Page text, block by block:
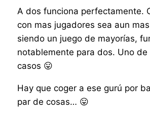
A dos funciona perfectamente.
con mas jugadores sea aun
siendo un juego de mayorías,
notablemente para dos. Uno de
casos 😛
Hay que coger a ese gurú por
par de cosas… 😛